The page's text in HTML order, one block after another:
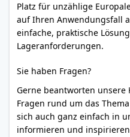
Platz für unzählige
auf Ihren Anwendungsfall
einfache, praktische
Lageranforderungen.
Sie haben Fragen?
Gerne beantworten
Fragen rund um das Thema
sich auch ganz einfach in
informieren und